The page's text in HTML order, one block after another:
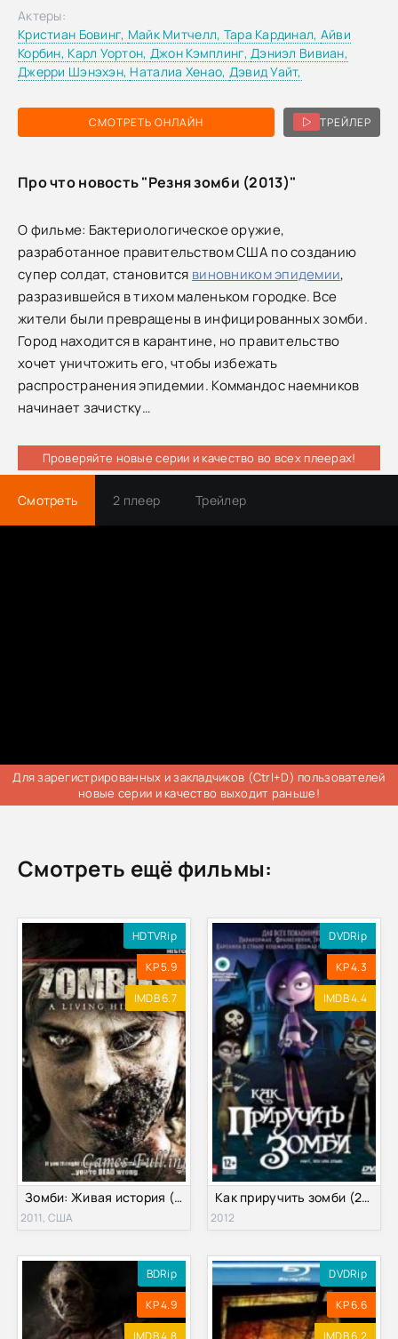
СМОТРЕТЬ ОНЛАЙН ТРЕЙЛЕР
Актеры:
Кристиан Бовинг, Майк Митчелл, Тара Кардинал, Айви
Корбин, Карл Уортон, Джон Кэмплинг,Дэниэл Вивиан,
Джерри Шэнэхэн, Наталиа Хенао, Дэвид Уайт,
Про что новость "Резня зомби (2013)"
О фильме: Бактериологическое оружие,
разработанное правительством США по созданию
супер солдат, становится виновником эпидемии,
разразившейся в тихом маленьком городке. Все
жители были превращены в инфицированных зомби.
Город находится в карантине, но правительство
хочет уничтожить его, чтобы избежать
распространения эпидемии. Коммандос наемников
начинает зачистку…
Проверяйте новые серии и качество во всех плеерах!
Смотреть 2 плеер Трейлер
Для зарегистрированных и закладчиков (Ctrl+D) пользователей
новые серии и качество выходит раньше!
Смотреть ещё фильмы:
HDTVRip
KP 5.9
IMDB 6.7
Зомби: Живая история (2011)
2011, США
DVDRip
KP 4.3
IMDB 4.4
Как приручить зомби (2012)
2012
BDRip
KP 4.9
IMDB 4.8
DVDRip
KP 6.6
IMDB 6.2